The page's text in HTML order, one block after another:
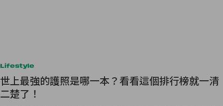
世上最強的護照是哪一本？看看這個排行榜就一清
二楚了！
護照對你來說應該只是去旅行才會用得上的東西，對於拿著香港特區護照